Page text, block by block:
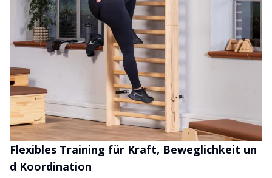
Flexibles Training für Kraft, Beweglichkeit un
d Koordination